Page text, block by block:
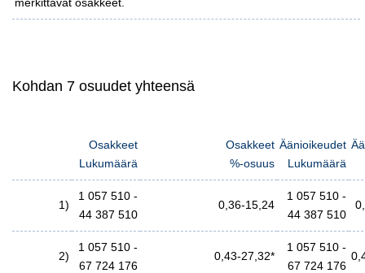
Kohdan 7 osuudet yhteensä
Osakkeet
Lukumäärä
Osakkeet
%-osuus
Äänioikeudet
Lukumäärä
1)
1 057 510 -
44 387 510
0,36-15,24
1 057 510 -
44 387 510
2)
1 057 510 -
67 724 176
0,43-27,32*
1 057 510 -
67 724 176